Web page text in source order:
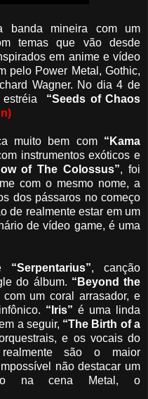
banda mineira com um
temas que vão desde
em anime e vídeo
pelo Power Metal, Gothic,
Wagner. No dia 4 de
“Seeds of Chaos
muito bem com “Kama
instrumentos exóticos e
of The Colossus”, foi
com o mesmo nome, a
dos pássaros no começo
de realmente estar em um
de vídeo game, é uma
“Serpentarius”, canção
do álbum. “Beyond the
um coral arrasador, e
“Iris” é uma linda
a seguir, “The Birth of a
e os vocais do
realmente são o maior
não destacar um
na cena Metal, o